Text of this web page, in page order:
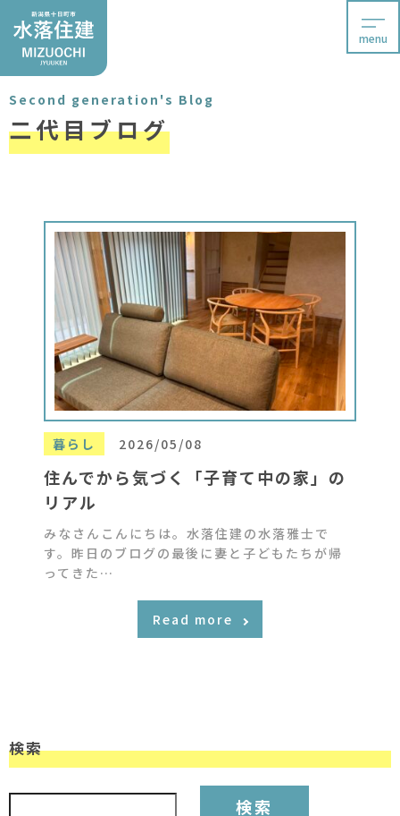
menu
Second generation's Blog
二代目ブログ
暮らし 2026/05/08
住んでから気づく「子育て中の家」の
リアル
みなさんこんにちは。水落住建の水落雅士で
す。昨日のブログの最後に妻と子どもたちが帰
ってきた…
Read more
検索
検索: